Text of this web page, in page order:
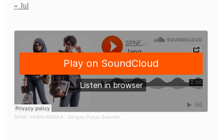
« Jul
SPNF. PKBM RONAA · Jangan Putus Sekolah